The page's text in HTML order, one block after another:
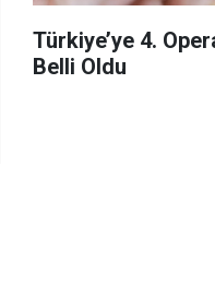
Türkiye’ye 4.
Belli Oldu